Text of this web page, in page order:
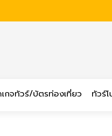
กจทัวร์/บัตรท่องเที่ยว ทัวร์